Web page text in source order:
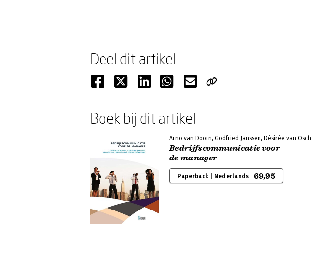
Deel dit artikel
Boek bij dit artikel
Arno van Doorn, Godfried Janssen, Désirée van Osch
Bedrijfscommunicatie voor
de manager
Paperback | Nederlands 69,95